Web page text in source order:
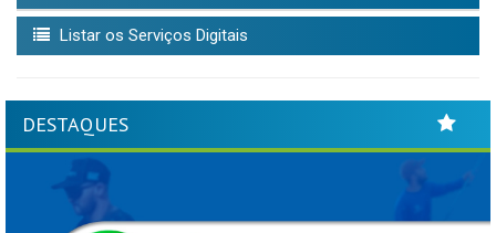
Listar os Serviços Digitais
DESTAQUES